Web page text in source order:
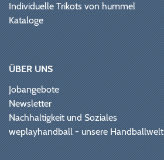
Individuelle Trikots von hummel
Kataloge
ÜBER UNS
Jobangebote
Newsletter
Nachhaltigkeit und Soziales
weplayhandball - unsere Handballwelt